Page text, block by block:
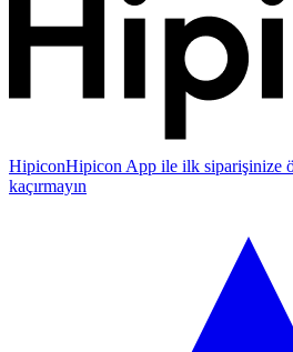
HipiconHipicon App ile ilk siparişinize
kaçırmayın